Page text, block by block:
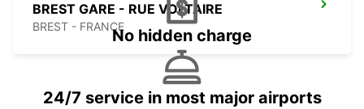
BREST GARE - RUE VOLTAIRE
BREST - FRANCENo hidden charge
24/7 service in most major airports